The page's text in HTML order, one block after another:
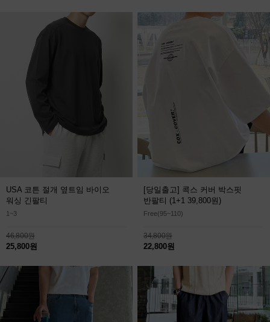
USA 코튼 절개 옆트임 바이오
워싱 긴팔티
1~3
46,800원
25,800원
[당일출고] 콕스 커버 박스핏
반팔티 (1+1 39,800원)
Free(95~110)
34,800원
22,800원